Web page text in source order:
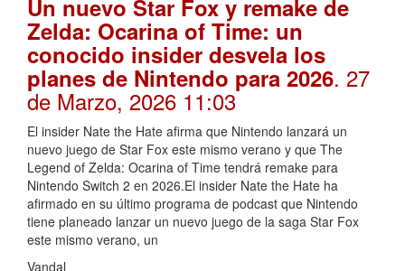
Un nuevo Star Fox y remake de
Zelda: Ocarina of Time: un
conocido insider desvela los
planes de Nintendo para 2026. 27
de Marzo, 2026 11:03
El insider Nate the Hate afirma que Nintendo lanzará un
nuevo juego de Star Fox este mismo verano y que The
Legend of Zelda: Ocarina of Time tendrá remake para
Nintendo Switch 2 en 2026.El insider Nate the Hate ha
afirmado en su último programa de podcast que Nintendo
tiene planeado lanzar un nuevo juego de la saga Star Fox
este mismo verano, un
Vandal